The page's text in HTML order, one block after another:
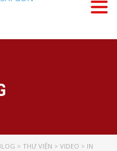
> THƯ VIỆN > VIDEO > IN